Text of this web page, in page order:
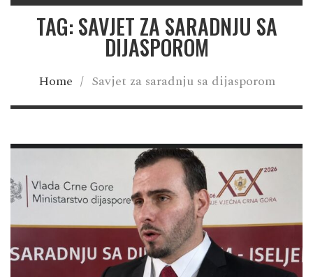
TAG: SAVJET ZA SARADNJU SA
DIJASPOROM
Home / Savjet za saradnju sa dijasporom